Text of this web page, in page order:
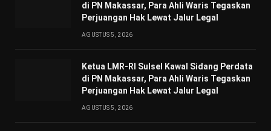
di PN Makassar, Para Ahli Waris Tegaskan
Perjuangan Hak Lewat Jalur Legal
AGUSTUS 5, 2026
Ketua LMR-RI Sulsel Kawal Sidang Perdata
di PN Makassar, Para Ahli Waris Tegaskan
Perjuangan Hak Lewat Jalur Legal
AGUSTUS 5, 2026